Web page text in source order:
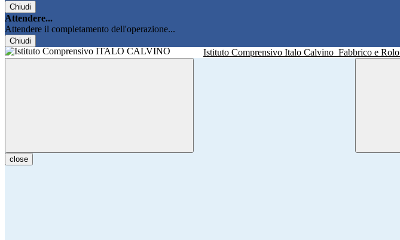
Chiudi
Attendere...
Attendere il completamento dell'operazione...
Chiudi
Istituto Comprensivo Italo Calvino Fabbrico e Rolo
close